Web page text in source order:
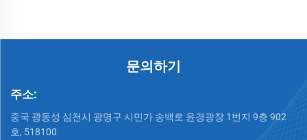
문의하기
주소:
중국 광동성 심천시 광명구 시민가 송백로 윤경광장 1번지 9층 902
호, 518100